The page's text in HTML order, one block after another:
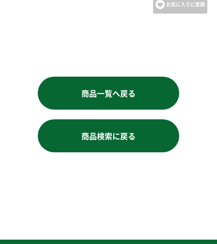
お気に入りに登録
商品一覧へ戻る
商品検索に戻る